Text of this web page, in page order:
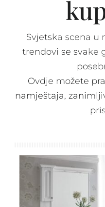
Ormari
Kupatila
Svjetska scena u
trendovi se svake
Ovdje možete
namještaja,